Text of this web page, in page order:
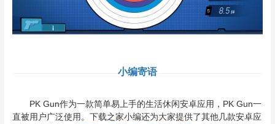
小编寄语
PK Gun作为一款简单易上手的生活休闲安卓应用，PK Gun一
直被用户广泛使用。下载之家小编还为大家提供了其他几款安卓应